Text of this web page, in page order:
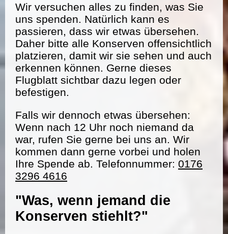
Wir versuchen alles zu finden, was Sie
uns spenden. Natürlich kann es
passieren, dass wir etwas übersehen.
Daher bitte alle Konserven offensichtlich
platzieren, damit wir sie sehen und auch
erkennen können. Gerne dieses
Flugblatt sichtbar dazu legen oder
befestigen.
Falls wir dennoch etwas übersehen:
Wenn nach 12 Uhr noch niemand da
war, rufen Sie gerne bei uns an. Wir
kommen dann gerne vorbei und holen
Ihre Spende ab. Telefonnummer: 0176
3296 4616
"Was, wenn jemand die
Konserven stiehlt?"